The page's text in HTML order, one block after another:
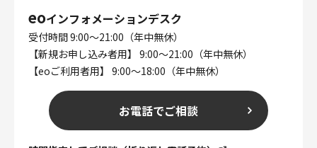
eoインフォメーションデスク
受付時間 9:00～21:00（年中無休）
【新規お申し込み者用】 9:00～21:00（年中無休）
【eoご利用者用】 9:00～18:00（年中無休）
お電話でご相談